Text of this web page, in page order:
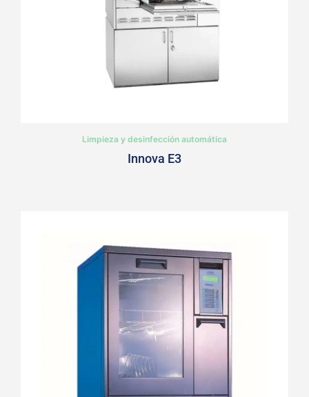
Limpieza y desinfección automática
Innova E3